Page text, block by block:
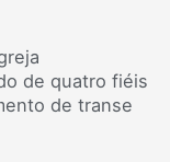
de quatro fiéis
de transe